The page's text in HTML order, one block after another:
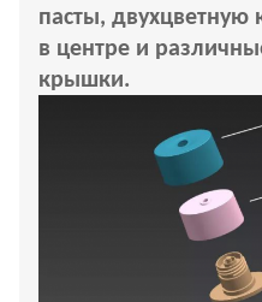
пасты, двухцветную
в центре и
крышки.